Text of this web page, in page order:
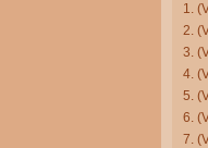
1.
2.
3.
4.
5.
6.
7.